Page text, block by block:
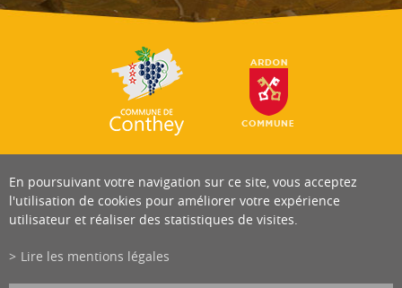
En poursuivant votre navigation sur ce site, vous acceptez
l'utilisation de cookies pour améliorer votre expérience
utilisateur et réaliser des statistiques de visites.
Lire les mentions légales